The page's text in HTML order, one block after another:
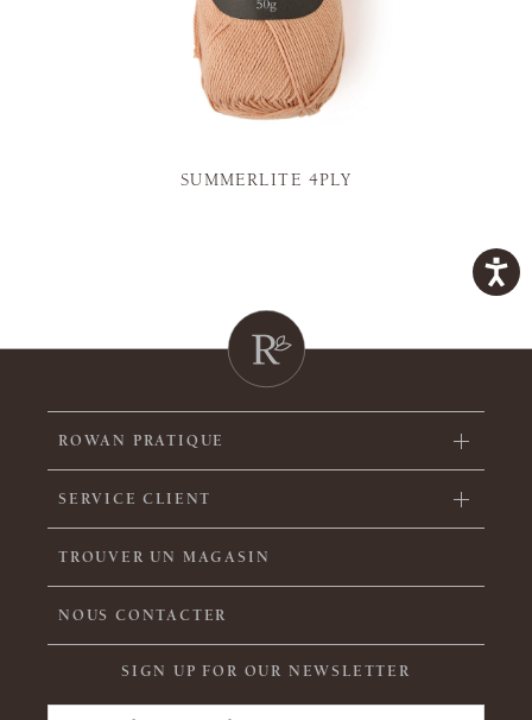
SUMMERLITE 4PLY
ROWAN PRATIQUE
SERVICE CLIENT
TROUVER UN MAGASIN
NOUS CONTACTER
SIGN UP FOR OUR NEWSLETTER